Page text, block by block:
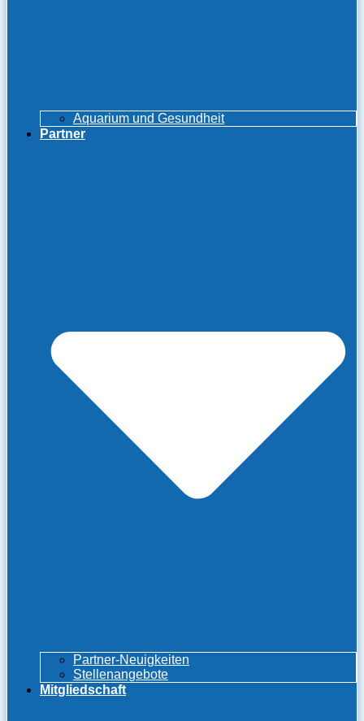
Aquarium und Gesundheit
Partner
Partner-Neuigkeiten
Stellenangebote
Mitgliedschaft